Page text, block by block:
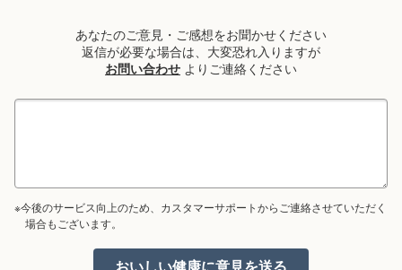
あなたのご意見・ご感想をお聞かせください
返信が必要な場合は、大変恐れ入りますが
お問い合わせ よりご連絡ください
※今後のサービス向上のため、カスタマーサポートからご連絡させていただく
場合もございます。